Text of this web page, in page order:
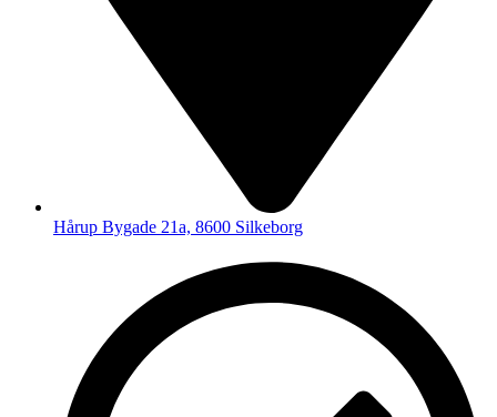
Hårup Bygade 21a, 8600 Silkeborg